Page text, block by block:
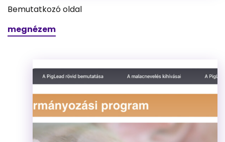
Bemutatkozó oldal
megnézem